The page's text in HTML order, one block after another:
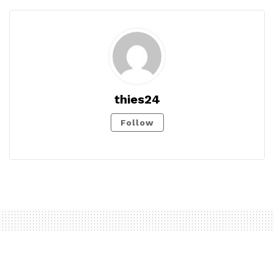
thies24
Follow